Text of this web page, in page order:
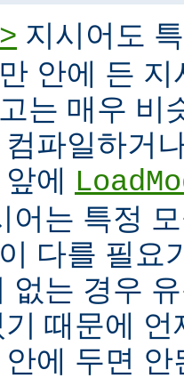
지시어도
안에 든
는 매우 비
파일하거
에
어는 특정
다를 필요
없는 경우
때문에
에 두면 안